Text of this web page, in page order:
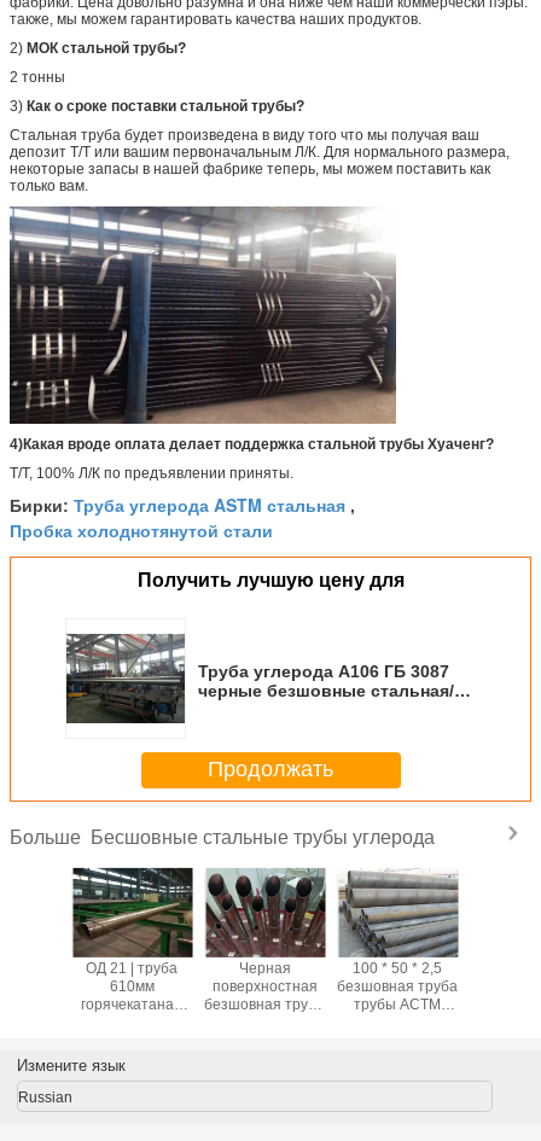
также, мы можем гарантировать качества наших продуктов.
2) МОК стальной трубы?
2 тонны
3) Как о сроке поставки стальной трубы?
Стальная труба будет произведена в виду того что мы получая ваш
депозит Т/Т или вашим первоначальным Л/К. Для нормального размера,
некоторые запасы в нашей фабрике теперь, мы можем поставить как
только вам.
4)Какая вроде оплата делает поддержка стальной трубы Хуаченг?
Т/Т, 100% Л/К по предъявлении приняты.
Бирки: Труба углерода ASTM стальная ,
Пробка холоднотянутой стали
Получить лучшую цену для
Труба углерода А106 ГБ 3087
черные безшовные стальная/
Продолжать
Больше Бесшовные стальные трубы углерода
ОД 21 | труба
610мм
горячекатаная
воды/масла
Черная
поверхностная
безшовная труба
100 * 50 * 2,5
безшовная труба
трубы АСТМ
Измените язык
Russian